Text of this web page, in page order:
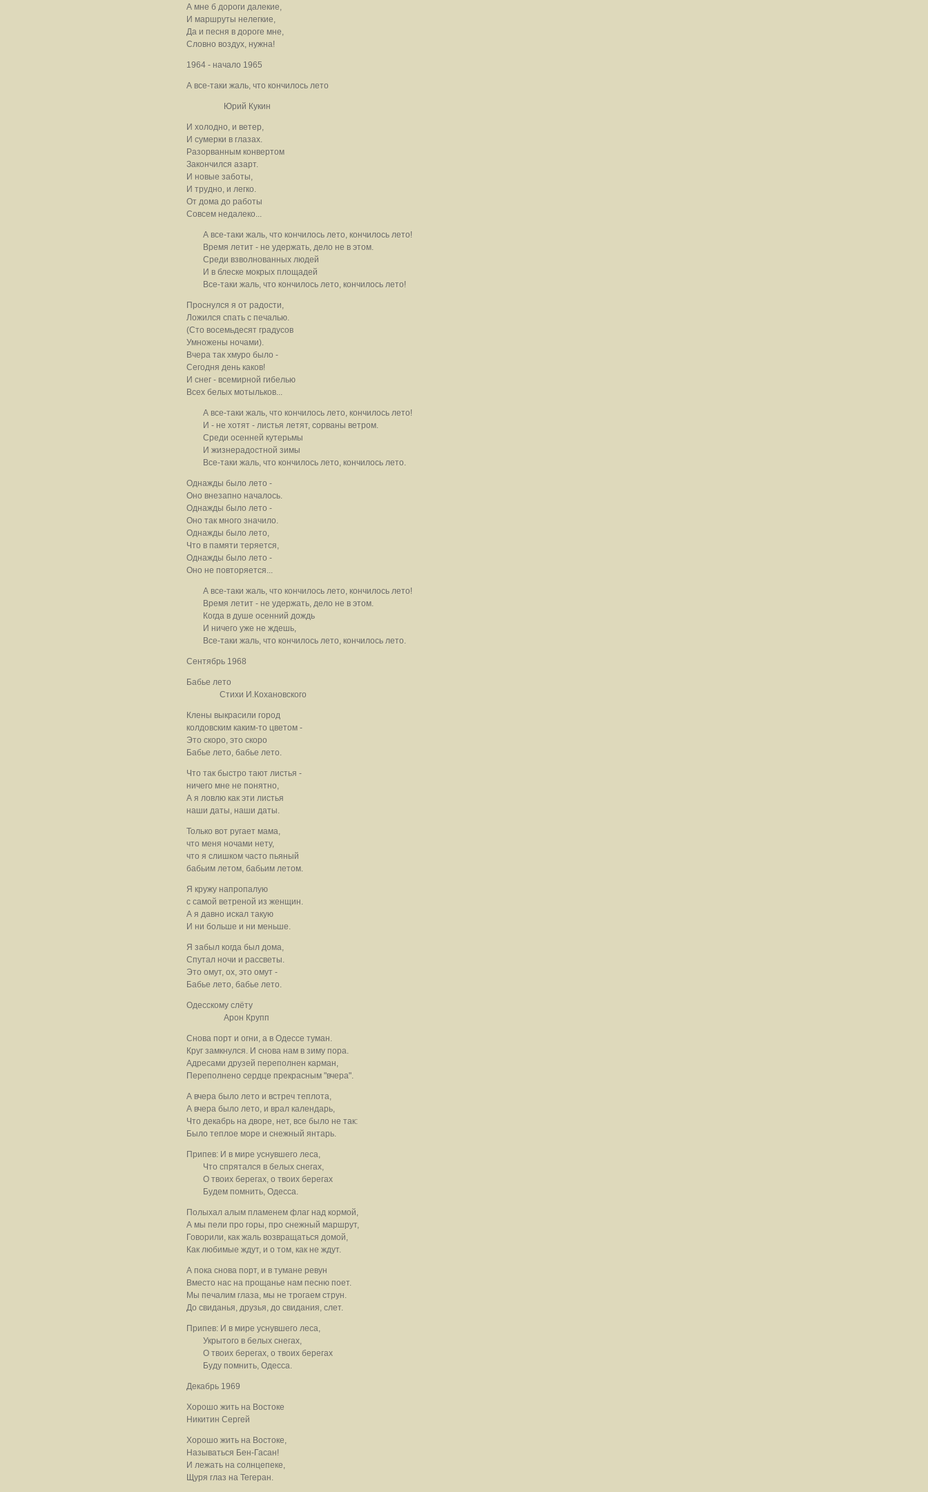
А мне б дороги далекие,
И маршруты нелегкие,
Да и песня в дороге мне,
Словно воздух, нужна!
1964 - начало 1965
А все-таки жаль, что кончилось лето
Юрий Кукин
И холодно, и ветер,
И сумерки в глазах.
Разорванным конвертом
Закончился азарт.
И новые заботы,
И трудно, и легко.
От дома до работы
Совсем недалеко...
А все-таки жаль, что кончилось лето, кончилось лето!
Время летит - не удержать, дело не в этом.
Среди взволнованных людей
И в блеске мокрых площадей
Все-таки жаль, что кончилось лето, кончилось лето!
Проснулся я от радости,
Ложился спать с печалью.
(Сто восемьдесят градусов
Умножены ночами).
Вчера так хмуро было -
Сегодня день каков!
И снег - всемирной гибелью
Всех белых мотыльков...
А все-таки жаль, что кончилось лето, кончилось лето!
И - не хотят - листья летят, сорваны ветром.
Среди осенней кутерьмы
И жизнерадостной зимы
Все-таки жаль, что кончилось лето, кончилось лето.
Однажды было лето -
Оно внезапно началось.
Однажды было лето -
Оно так много значило.
Однажды было лето,
Что в памяти теряется,
Однажды было лето -
Оно не повторяется...
А все-таки жаль, что кончилось лето, кончилось лето!
Время летит - не удержать, дело не в этом.
Когда в душе осенний дождь
И ничего уже не ждешь,
Все-таки жаль, что кончилось лето, кончилось лето.
Сентябрь 1968
Бабье лето
Стихи И.Кохановского
Клены выкрасили город
колдовским каким-то цветом -
Это скоро, это скоро
Бабье лето, бабье лето.
Что так быстро тают листья -
ничего мне не понятно,
А я ловлю как эти листья
наши даты, наши даты.
Только вот ругает мама,
что меня ночами нету,
что я слишком часто пьяный
бабьим летом, бабьим летом.
Я кружу напропалую
с самой ветреной из женщин.
А я давно искал такую
И ни больше и ни меньше.
Я забыл когда был дома,
Спутал ночи и рассветы.
Это омут, ох, это омут -
Бабье лето, бабье лето.
Одесскому слёту
Арон Крупп
Снова порт и огни, а в Одессе туман.
Круг замкнулся. И снова нам в зиму пора.
Адресами друзей переполнен карман,
Переполнено сердце прекрасным "вчера".
А вчера было лето и встреч теплота,
А вчера было лето, и врал календарь,
Что декабрь на дворе, нет, все было не так:
Было теплое море и снежный янтарь.
Припев: И в мире уснувшего леса,
Что спрятался в белых снегах,
О твоих берегах, о твоих берегах
Будем помнить, Одесса.
Полыхал алым пламенем флаг над кормой,
А мы пели про горы, про снежный маршрут,
Говорили, как жаль возвращаться домой,
Как любимые ждут, и о том, как не ждут.
А пока снова порт, и в тумане ревун
Вместо нас на прощанье нам песню поет.
Мы печалим глаза, мы не трогаем струн.
До свиданья, друзья, до свидания, слет.
Припев: И в мире уснувшего леса,
Укрытого в белых снегах,
О твоих берегах, о твоих берегах
Буду помнить, Одесса.
Декабрь 1969
Хорошо жить на Востоке
Никитин Сергей
Хорошо жить на Востоке,
Называться Бен-Гасан!
И лежать на солнцепеке,
Щуря глаз на Тегеран.